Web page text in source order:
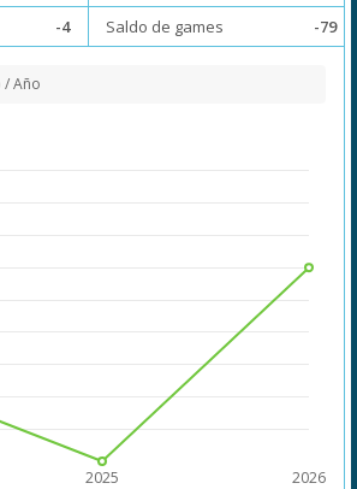
-4
Saldo de games
-79
Año
2025 2026